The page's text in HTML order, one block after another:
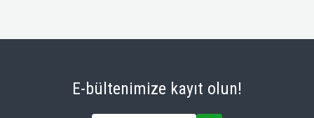
E-bültenimize kayıt olun!